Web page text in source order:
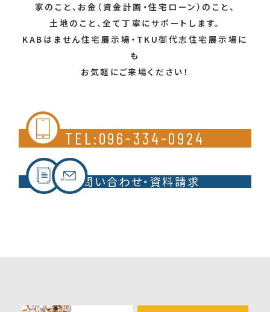
家のこと、お金（資金計画・住宅ローン）のこと、
土地のこと、全て丁寧にサポートします。
KABはません住宅展示場・TKU御代志住宅展示場に
も
お気軽にご来場ください！
TEL:096-334-0924
お問い合わせ・資料請求